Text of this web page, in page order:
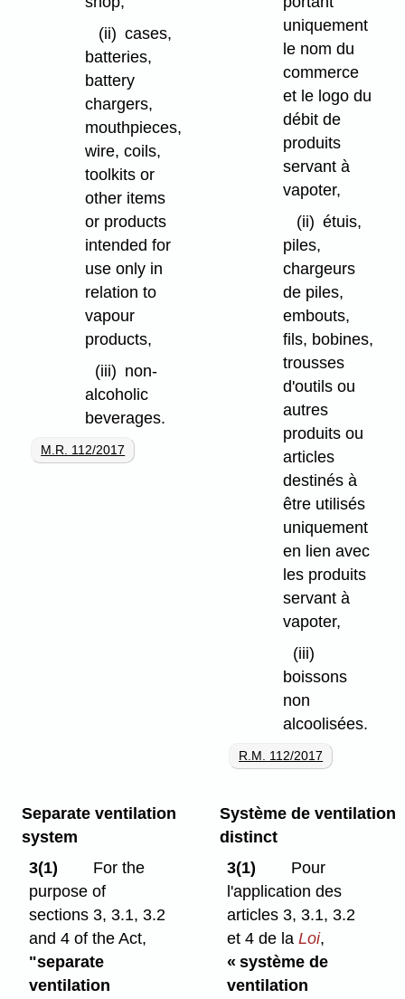
(ii) cases,
batteries,
battery
chargers,
mouthpieces,
wire, coils,
toolkits or
other items
or products
intended for
use only in
relation to
vapour
products,
(iii) non-
alcoholic
beverages.
M.R. 112/2017
uniquement
le nom du
commerce
et le logo du
débit de
produits
servant à
vapoter,
(ii) étuis,
piles,
chargeurs
de piles,
embouts,
fils, bobines,
trousses
d'outils ou
autres
produits ou
articles
destinés à
être utilisés
uniquement
en lien avec
les produits
servant à
vapoter,
(iii)
boissons
non
alcoolisées.
R.M. 112/2017
Separate ventilation
system
3(1)
For the
purpose of
sections 3, 3.1, 3.2
and 4 of the Act,
"separate
ventilation
Système de ventilation
distinct
3(1)
Pour
l'application des
articles 3, 3.1, 3.2
et 4 de laLoi,
« système de
ventilation